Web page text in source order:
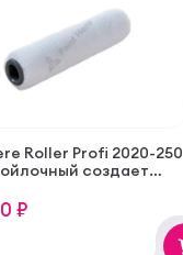
Roller Profi 2020-250
создает
250мм
₽